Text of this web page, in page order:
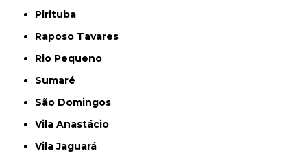
Pirituba
Raposo Tavares
Rio Pequeno
Sumaré
São Domingos
Vila Anastácio
Vila Jaguará